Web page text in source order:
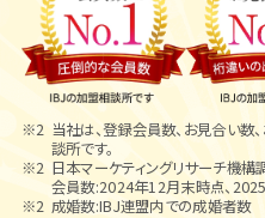
当社は、登録会員数、お見合い
談所です。
日本マーケティングリサーチ機
会員数:2024年12月末時点、
成婚数:IBJ連盟内での成婚者数